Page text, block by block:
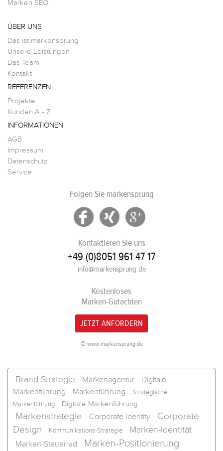
Marken SEO
ÜBER UNS
Das ist markensprung
Unsere Leistungen
Das Team
Kontakt
REFERENZEN
Projekte
Kunden A - Z
INFORMATIONEN
AGB
Impressum
Datenschutz
Service
Folgen Sie markensprung
Kontaktieren Sie uns
+49 (0)8051 961 47 17
info@markensprung.de
Kostenloses
Marken-Gutachten
JETZT ANFORDERN
© www.markensprung.de
Brand Strategie Markenagentur
Digitale
Markenführung
Markenführung
Strategische
Markenführung
Digitale Markenführung
Markenstrategie Corporate Identity
Corporate
Design
Kommunikations-Strategie Marken-Identität
Marken-Steuerrad Marken-Positionierung